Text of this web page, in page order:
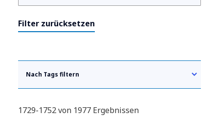
Filter zurücksetzen
Nach Tags filtern
1729-1752 von 1977 Ergebnissen